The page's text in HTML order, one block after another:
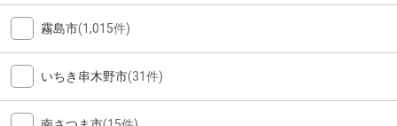
霧島市(1,015件)
いちき串木野市(31件)